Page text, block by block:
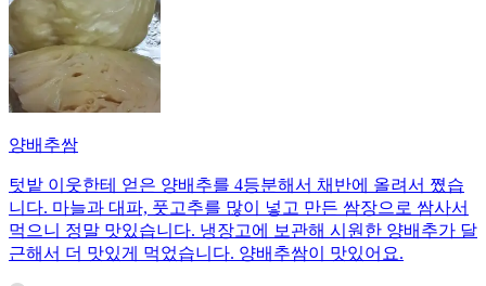
양배추쌈
텃밭 이웃한테 얻은 양배추를 4등분해서 채반에 올려서 쪘습
니다. 마늘과 대파, 풋고추를 많이 넣고 만든 쌈장으로 쌈사서
먹으니 정말 맛있습니다. 냉장고에 보관해 시원한 양배추가 달
근해서 더 맛있게 먹었습니다. 양배추쌈이 맛있어요.